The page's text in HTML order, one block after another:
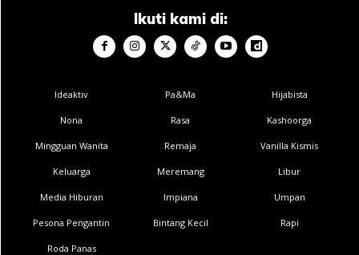
Ikuti kami di:
Ideaktiv
Nona
Mingguan Wanita
Keluarga
Media Hiburan
Pesona Pengantin
Roda Panas
Pa&Ma
Rasa
Remaja
Meremang
Impiana
Bintang Kecil
Hijabista
Kashoorga
Vanilla Kismis
Libur
Umpan
Rapi